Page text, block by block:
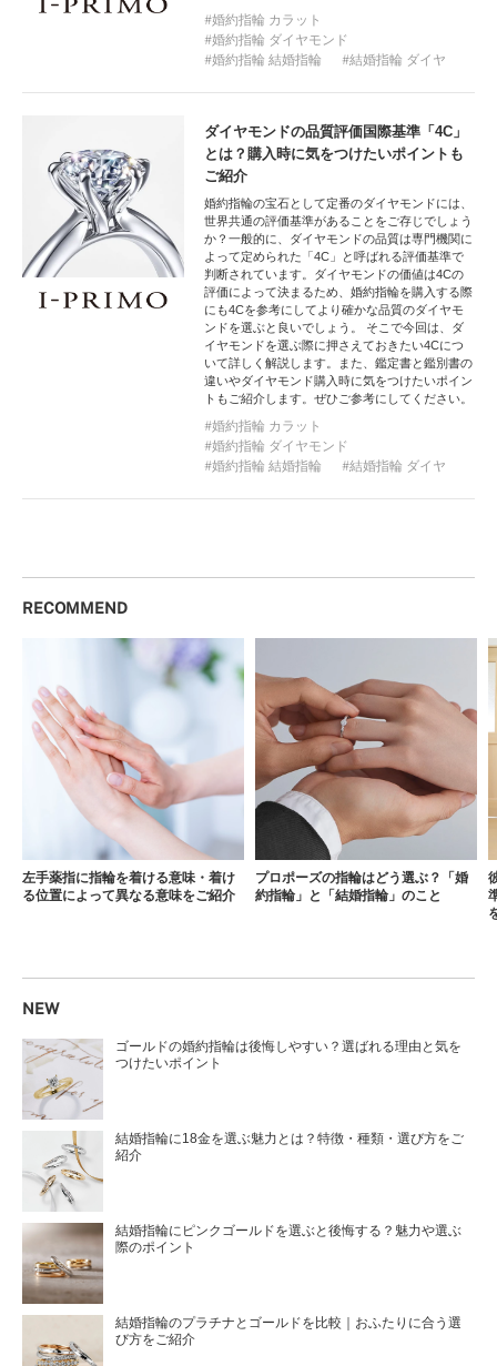
婚約指輪 カラット
婚約指輪 ダイヤモンド
婚約指輪 結婚指輪
結婚指輪 ダイヤ
ダイヤモンドの品質評価国際基準「4C」
とは？購入時に気をつけたいポイントも
ご紹介
婚約指輪の宝石として定番のダイヤモンドには、
世界共通の評価基準があることをご存じでしょう
か？一般的に、ダイヤモンドの品質は専門機関に
よって定められた「4C」と呼ばれる評価基準で
判断されています。ダイヤモンドの価値は4Cの
評価によって決まるため、婚約指輪を購入する際
にも4Cを参考にしてより確かな品質のダイヤモ
ンドを選ぶと良いでしょう。 そこで今回は、ダ
イヤモンドを選ぶ際に押さえておきたい4Cにつ
いて詳しく解説します。また、鑑定書と鑑別書の
違いやダイヤモンド購入時に気をつけたいポイン
トもご紹介します。ぜひご参考にしてください。
婚約指輪 カラット
婚約指輪 ダイヤモンド
婚約指輪 結婚指輪
結婚指輪 ダイヤ
RECOMMEND
左手薬指に指輪を着ける意味・着け
る位置によって異なる意味をご紹介
プロポーズの指輪はどう選ぶ？「婚
約指輪」と「結婚指輪」のこと
NEW
ゴールドの婚約指輪は後悔しやすい？選ばれる理由と気を
つけたいポイント
結婚指輪に18金を選ぶ魅力とは？特徴・種類・選び方をご
紹介
結婚指輪にピンクゴールドを選ぶと後悔する？魅力や選ぶ
際のポイント
結婚指輪のプラチナとゴールドを比較｜おふたりに合う選
び方をご紹介